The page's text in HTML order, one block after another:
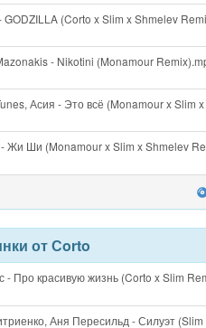
(Corto x Slim x Shmelev
- Nikotini (Monamour
Асия - Это всё (Monamour x Slim
Ши (Monamour x Slim x Shmelev
от Сorto
- Про красивую жизнь (Corto x Slim
Аня Пересильд - Силуэт (Slim